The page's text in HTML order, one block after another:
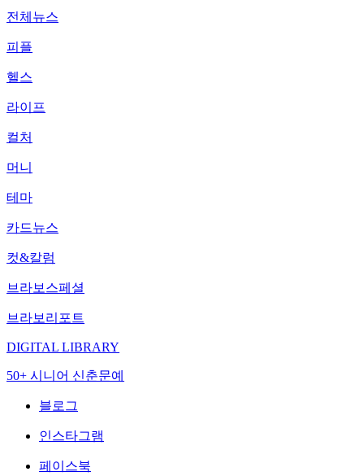
전체뉴스
피플
헬스
라이프
컬처
머니
테마
카드뉴스
컷&칼럼
브라보스페셜
브라보리포트
DIGITAL LIBRARY
50+ 시니어 신춘문예
블로그
인스타그램
페이스북